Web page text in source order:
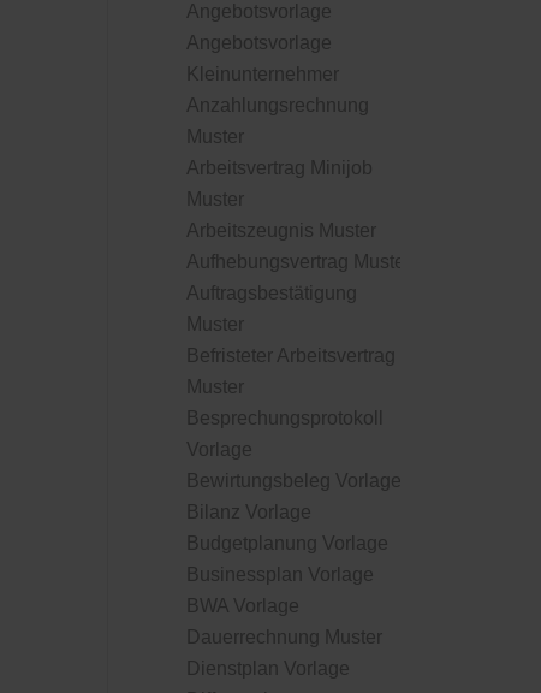
Angebotsvorlage
Angebotsvorlage
Kleinunternehmer
Anzahlungsrechnung
Muster
Arbeitsvertrag Minijob
Muster
Arbeitszeugnis Muster
Aufhebungsvertrag Muster
Auftragsbestätigung
Muster
Befristeter Arbeitsvertrag
Muster
Besprechungsprotokoll
Vorlage
Bewirtungsbeleg Vorlage
Bilanz Vorlage
Budgetplanung Vorlage
Businessplan Vorlage
BWA Vorlage
Dauerrechnung Muster
Dienstplan Vorlage